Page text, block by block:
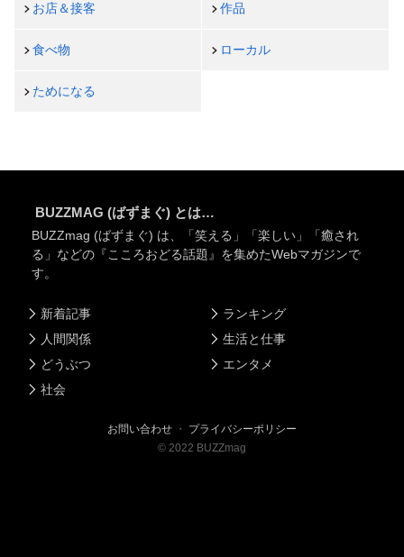
お店＆接客 作品
食べ物 ローカル
ためになる
BUZZMAG (ばずまぐ) とは…
BUZZmag (ばずまぐ) は、「笑える」「楽しい」「癒され
る」などの『こころおどる話題』を集めたWebマガジンで
す。
新着記事
人間関係
どうぶつ
社会
ランキング
生活と仕事
エンタメ
お問い合わせ ・ プライバシーポリシー
© 2022 BUZZmag